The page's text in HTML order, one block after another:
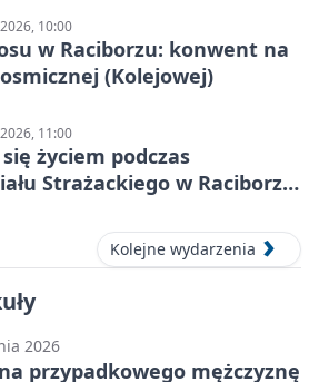
10:00
w Raciborzu: konwent na
(Kolejowej)
11:00
życiem podczas
Strażackiego w Raciborzu
Kolejne wydarzenia
2026
przypadkowego mężczyznę